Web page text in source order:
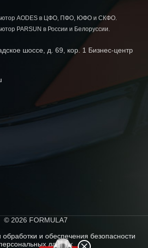
AODES в ЦФО, ПФО, ЮФО и СКФО.
PARSUN в России и Белоруссии.
шоссе, д. 69, кор. 1 Бизнес-центр
© 2026 FORMULA7
обработки и обеспечения безопасности
данных